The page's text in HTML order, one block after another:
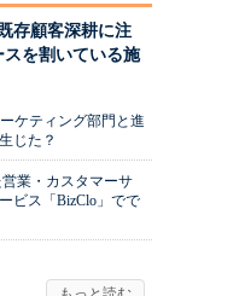
存顧客深耕に注
を割いている施
ケティング部門と進
じた？
業・カスタマーサ
ビス「BizClo」でで